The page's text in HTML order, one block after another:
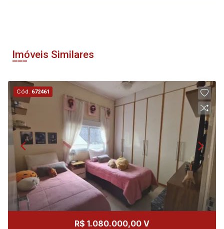
Imóveis Similares
Cód. 672461
R$ 1.080.000,00 V